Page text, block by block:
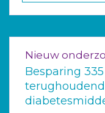
Nieuw
Besparing